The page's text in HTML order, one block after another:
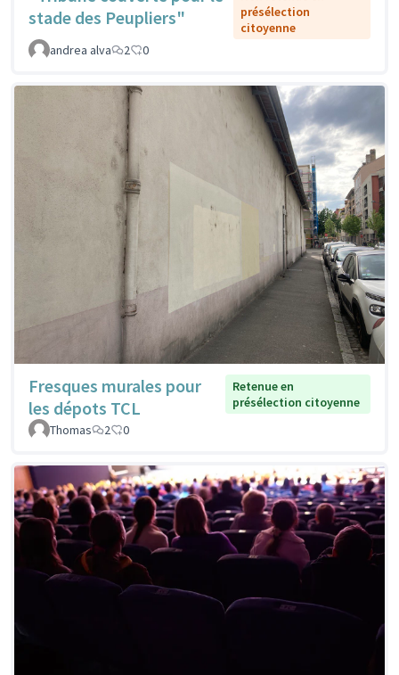
stade des Peupliers"
présélection
citoyenne
andrea alva
2 0
Fresques murales pour
les dépots TCL
Retenue en
présélection citoyenne
Thomas
2 0